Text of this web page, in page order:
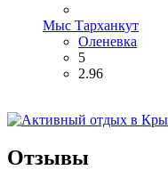
Мыс Тарханкут
Оленевка
5
2.96
Отзывы